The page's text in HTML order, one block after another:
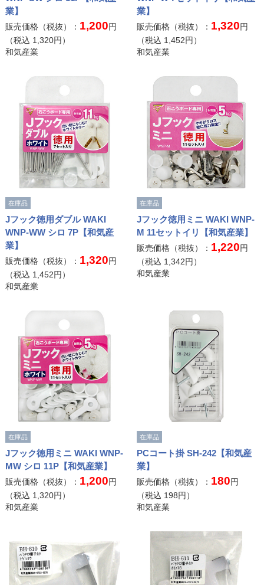
業】
販売価格（税抜）： 1,200円
（税込 1,320円）
和気産業
業】
販売価格（税抜）： 1,320円
（税込 1,452円）
和気産業
在庫品
Jフック徳用ダブル WAKI
WNP-WW シロ 7P【和気産
業】
販売価格（税抜）： 1,320円
（税込 1,452円）
和気産業
在庫品
Jフック徳用ミニ WAKI WNP-
M 11セットイリ【和気産業】
販売価格（税抜）： 1,220円
（税込 1,342円）
和気産業
在庫品
Jフック徳用ミニ WAKI WNP-
MW シロ 11P【和気産業】
販売価格（税抜）： 1,200円
（税込 1,320円）
和気産業
在庫品
PCコート掛 SH-242【和気産
業】
販売価格（税抜）： 180円
（税込 198円）
和気産業